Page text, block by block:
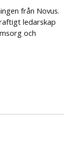
från Novus.
ledarskap
och